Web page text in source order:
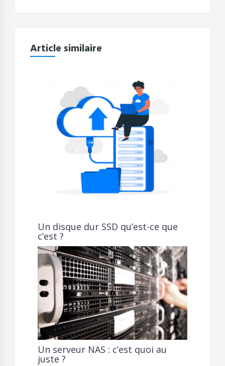
Article similaire
Un disque dur SSD qu’est-ce que
c’est ?
Un serveur NAS : c’est quoi au
juste ?